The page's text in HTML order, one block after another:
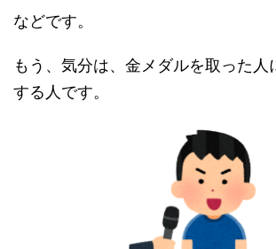
などです。
もう、気分は、金メダルを取った人
する人です。